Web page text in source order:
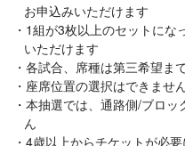
お申込みいただけます
1組が3枚以上のセットにな
いただけます
各試合、席種は第三希望ま
座席位置の選択はできませ
本抽選では、通路側/ブロ
ん
4歳以上からチケットが必